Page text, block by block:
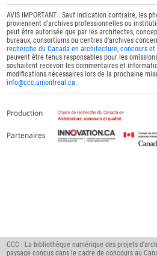
AVIS IMPORTANT : Sauf indication contraire, les
proviennent d'archives professionnelles ou
peut être autorisée que par les architectes,
bureaux, consortiums ou centres d'archives
recherche du Canada en architecture, concours
peuvent être tenus responsables pour les
souhaitent recevoir les commentaires et
modifications nécessaires lors de la prochaine
info@ccc.umontreal.ca
Production
Partenaires
CCC : La bibliothèque numérique des projets
paysage conçus dans le cadre de concours au